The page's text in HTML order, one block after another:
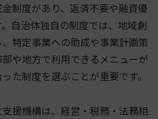
制度があり、返済不要や融資優
自治体独自の制度では、地域創
特定事業への助成や事業計画策
や地方で利用できるメニューが
た制度を選ぶことが重要です。
援機構は、経営・税務・法務相